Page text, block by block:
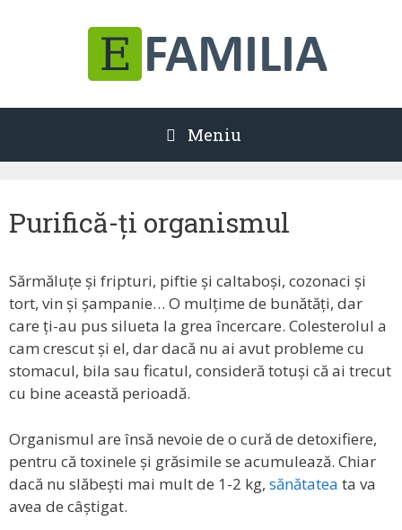
Meniu
Purifică-ți organismul
Sărmăluțe și fripturi, piftie și caltaboși, cozonaci și
tort, vin și șampanie… O mulțime de bunătăți, dar
care ți-au pus silueta la grea încercare. Colesterolul a
cam crescut și el, dar dacă nu ai avut probleme cu
stomacul, bila sau ficatul, consideră totuși că ai trecut
cu bine această perioadă.
Organismul are însă nevoie de o cură de detoxifiere,
pentru că toxinele și grăsimile se acumulează. Chiar
dacă nu slăbești mai mult de 1-2 kg, sănătatea ta va
avea de câștigat.